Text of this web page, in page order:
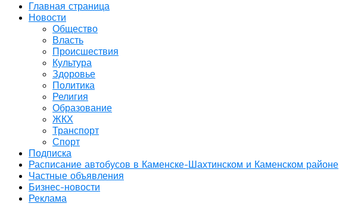
Главная страница
Новости
Общество
Власть
Происшествия
Культура
Здоровье
Политика
Религия
Образование
ЖКХ
Транспорт
Спорт
Подписка
Расписание автобусов в Каменске-Шахтинском и Каменском районе
Частные объявления
Бизнес-новости
Реклама